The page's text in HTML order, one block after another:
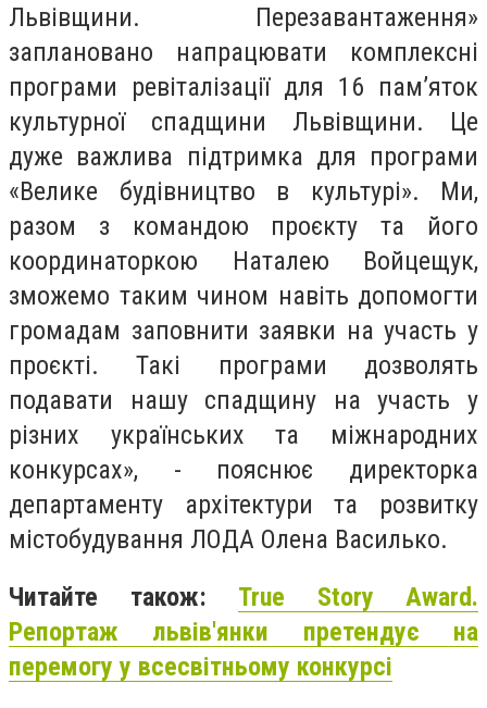
Львівщини. Перезавантаження»
заплановано напрацювати комплексні
програми ревіталізації для 16 пам’яток
культурної спадщини Львівщини. Це
дуже важлива підтримка для програми
«Велике будівництво в культурі». Ми,
разом з командою проєкту та його
координаторкою Наталею Войцещук,
зможемо таким чином навіть допомогти
громадам заповнити заявки на участь у
проєкті. Такі програми дозволять
подавати нашу спадщину на участь у
різних українських та міжнародних
конкурсах», - пояснює директорка
департаменту архітектури та розвитку
містобудування ЛОДА Олена Василько.
Читайте також: True Story Award.
Репортаж львів'янки претендує на
перемогу у всесвітньому конкурсі